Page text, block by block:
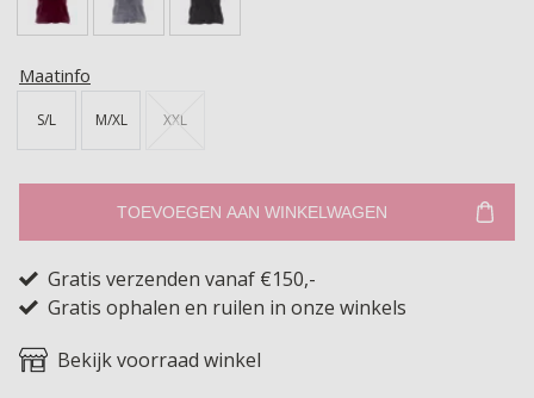
Maatinfo
S/L M/XL XXL
TOEVOEGEN AAN WINKELWAGEN
Gratis verzenden vanaf €150,-
Gratis ophalen en ruilen in onze winkels
Bekijk voorraad winkel